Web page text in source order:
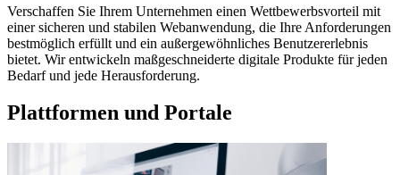
Verschaffen Sie Ihrem Unternehmen einen Wettbewerbsvorteil mit
einer sicheren und stabilen Webanwendung, die Ihre Anforderungen
bestmöglich erfüllt und ein außergewöhnliches Benutzererlebnis
bietet. Wir entwickeln maßgeschneiderte digitale Produkte für jeden
Bedarf und jede Herausforderung.
Plattformen und Portale